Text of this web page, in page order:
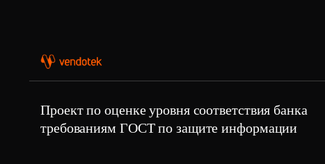
Проект по оценке уровня соответствия банка
требованиям ГОСТ по защите информации